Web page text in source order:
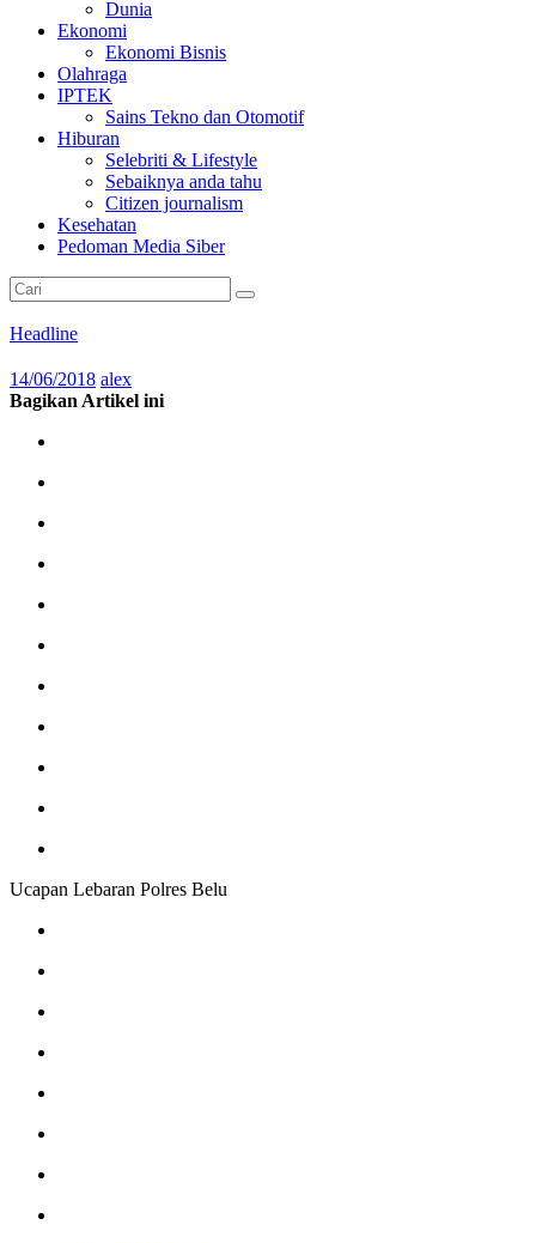
Dunia
Ekonomi
Ekonomi Bisnis
Olahraga
IPTEK
Sains Tekno dan Otomotif
Hiburan
Selebriti & Lifestyle
Sebaiknya anda tahu
Citizen journalism
Kesehatan
Pedoman Media Siber
Headline
14/06/2018 alex
Bagikan Artikel ini
Ucapan Lebaran Polres Belu